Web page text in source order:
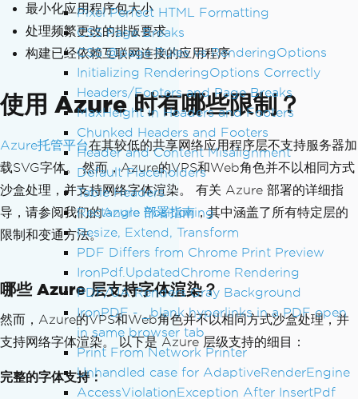
Pixel Perfect HTML Formatting
CSS Page Breaks
CSS @page Rules vs RenderingOptions
Initializing RenderingOptions Correctly
Headers/Footers and Page Breaks
MaxHeight in Headers and Footers
Chunked Headers and Footers
Header and Content Misalignment
Default Placeholders
Table Headers
Rectangle Positioning
Resize, Extend, Transform
PDF Differs from Chrome Print Preview
IronPdf.UpdatedChrome Rendering
PDF/UA Renders Gray Background
IronPDF - _blank hyperlinks in a PDF open
in same browser tab
Print From Network Printer
Unhandled case for AdaptiveRenderEngine
AccessViolationException After InsertPdf
最小化应用程序包大小
处理频繁更改的排版要求
构建已经依赖互联网连接的应用程序
使用 Azure 时有哪些限制？
Azure托管平台在其较低的共享网络应用程序层不支持服务器加
载SVG字体。 然而，Azure的VPS和Web角色并不以相同方式
沙盒处理，并支持网络字体渲染。 有关 Azure 部署的详细指
导，请参阅我们的Azure 部署指南，其中涵盖了所有特定层的
限制和变通方法。
哪些 Azure 层支持字体渲染？
然而，Azure的VPS和Web角色并不以相同方式沙盒处理，并
支持网络字体渲染。 以下是 Azure 层级支持的细目：
完整的字体支持：